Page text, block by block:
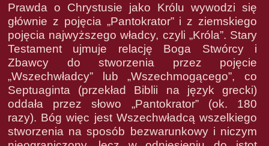
Prawda o Chrystusie jako Królu wywodzi się
głównie z pojęcia „Pantokrator” i z ziemskiego
pojęcia najwyższego władcy, czyli „Króla”. Stary
Testament ujmuje relację Boga Stwórcy i
Zbawcy do stworzenia przez pojęcie
„Wszechwładcy” lub „Wszechmogącego”, co
Septuaginta (przekład Biblii na język grecki)
oddała przez słowo „Pantokrator” (ok. 180
razy). Bóg więc jest Wszechwładcą wszelkiego
stworzenia na sposób bezwarunkowy i niczym